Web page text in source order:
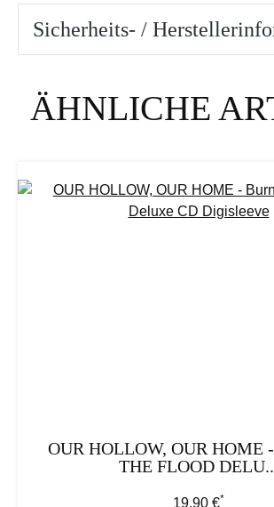
Sicherheits- /
ÄHNLICHE
OUR HOLLOW, OUR HOME
THE FLOOD
Regulärer Preis:
19,90 €*